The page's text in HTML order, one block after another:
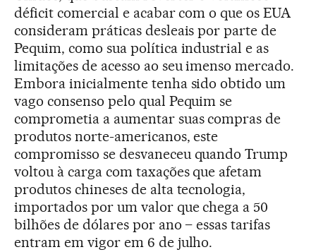
déficit comercial e acabar com o que os EUA
consideram práticas desleais por parte de
Pequim, como sua política industrial e as
limitações de acesso ao seu imenso mercado.
Embora inicialmente tenha sido obtido um
vago consenso pelo qual Pequim se
comprometia a aumentar suas compras de
produtos norte-americanos, este
compromisso se desvaneceu quando Trump
voltou à carga com taxações que afetam
produtos chineses de alta tecnologia,
importados por um valor que chega a 50
bilhões de dólares por ano – essas tarifas
entram em vigor em 6 de julho.